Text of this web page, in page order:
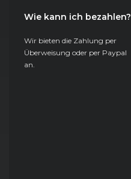
Wie kann ich bezahlen?
Wir bieten die Zahlung per
Überweisung oder per Paypal
an.